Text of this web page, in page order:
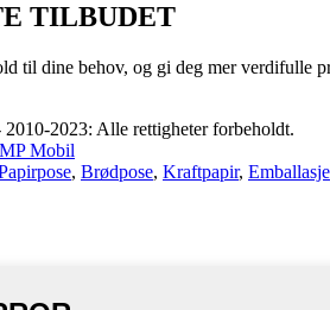
TILBUDET
til dine behov, og gi deg mer verdifulle
2023: Alle rettigheter forbeholdt.
Mobil
, Brødpose, Kraftpapir,